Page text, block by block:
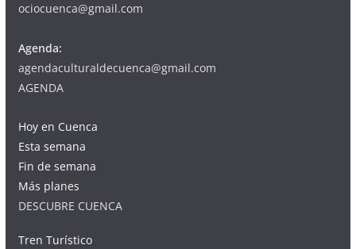
ociocuenca@gmail.com
Agenda:
agendaculturaldecuenca@gmail.com
AGENDA
Hoy en Cuenca
Esta semana
Fin de semana
Más planes
DESCUBRE CUENCA
Tren Turístico